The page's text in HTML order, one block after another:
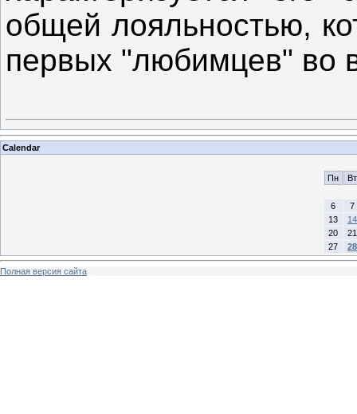
общей лояльностью,
первых "любимцев" во
Calendar
Пн Вт
6
7
13
14
20
21
27
28
Полная версия сайта